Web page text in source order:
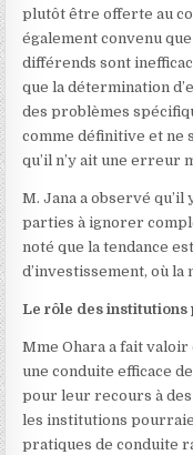
plutôt être offerte au
également convenu
différends sont
que la détermination
des problèmes
comme définitive et ne
qu’il n’y ait une erreur
M. Jana a observé qu’il
parties à ignorer
noté que la tendance
d’investissement, où la
Le rôle des institutions
Mme Ohara a fait
une conduite efficace
pour leur recours à
les institutions
pratiques de conduite